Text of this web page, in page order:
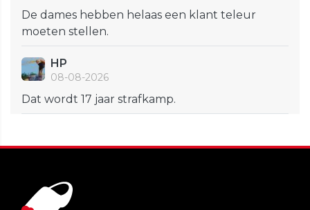
De dames hebben helaas een klant teleur
moeten stellen.
HP
08-08-2026
Dat wordt 17 jaar strafkamp.